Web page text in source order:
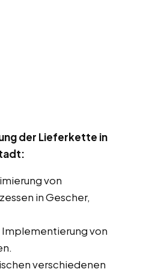
der Lieferkette in
von
in Gescher,
von
verschiedenen